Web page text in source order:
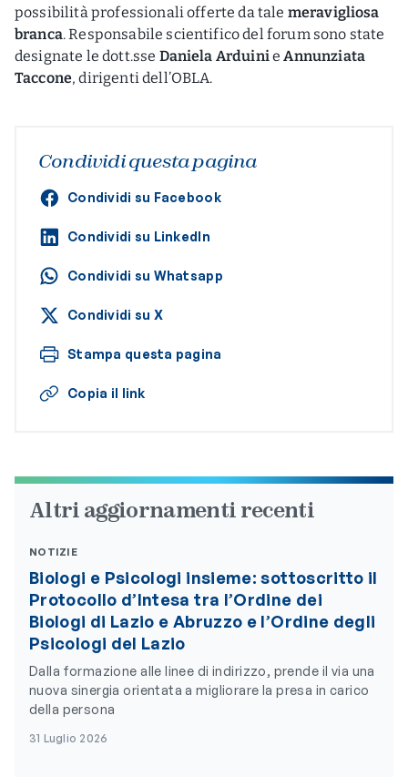
possibilità professionali offerte da tale meravigliosa
branca. Responsabile scientifico del forum sono state
designate le dott.sse Daniela ArduinieAnnunziata
Taccone, dirigenti dell’OBLA.
Condividi questa pagina
Condividi su Facebook
Condividi su LinkedIn
Condividi su Whatsapp
Condividi su X
Stampa questa pagina
Copia il link
Altri aggiornamenti recenti
NOTIZIE
Biologi e Psicologi insieme: sottoscritto il
Protocollo d’Intesa tra l’Ordine dei
Biologi di Lazio e Abruzzo e l’Ordine degli
Psicologi del Lazio
Dalla formazione alle linee di indirizzo, prende il via una
nuova sinergia orientata a migliorare la presa in carico
della persona
31 Luglio 2026